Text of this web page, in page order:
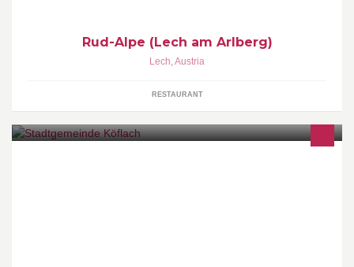
Rud-Alpe (Lech am Arlberg)
Lech,Austria
RESTAURANT